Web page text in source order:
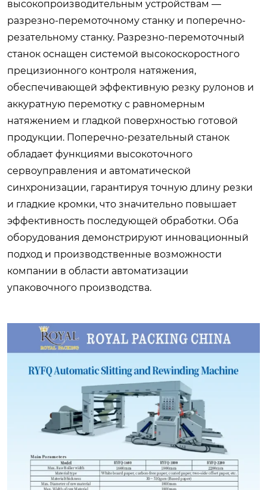
высокопроизводительным устройствам —
разрезно-перемоточному станку и поперечно-
резательному станку. Разрезно-перемоточный
станок оснащен системой высокоскоростного
прецизионного контроля натяжения,
обеспечивающей эффективную резку рулонов и
аккуратную перемотку с равномерным
натяжением и гладкой поверхностью готовой
продукции. Поперечно-резательный станок
обладает функциями высокоточного
сервоуправления и автоматической
синхронизации, гарантируя точную длину резки
и гладкие кромки, что значительно повышает
эффективность последующей обработки. Оба
оборудования демонстрируют инновационный
подход и производственные возможности
компании в области автоматизации
упаковочного производства.